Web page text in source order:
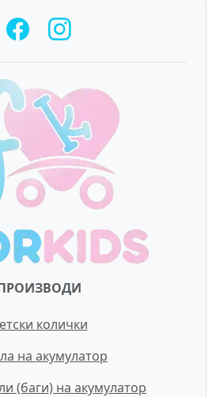
колички
на акумулатор
(баги) на акумулатор